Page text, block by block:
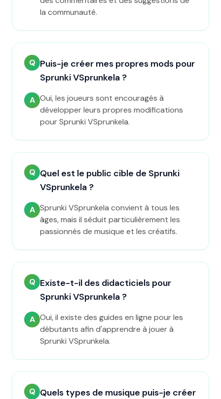
la communauté.
Q Puis-je créer mes propres mods pour
Sprunki VSprunkela ?
A Oui, les joueurs sont encouragés à
développer leurs propres modifications
pour Sprunki VSprunkela.
Q Quel est le public cible de Sprunki
VSprunkela ?
A Sprunki VSprunkela convient à tous les
âges, mais il séduit particulièrement les
passionnés de musique et les créatifs.
Q Existe-t-il des didacticiels pour
Sprunki VSprunkela ?
A Oui, il existe des guides en ligne pour les
débutants afin d'apprendre à jouer à
Sprunki VSprunkela.
Q Quels types de musique puis-je créer